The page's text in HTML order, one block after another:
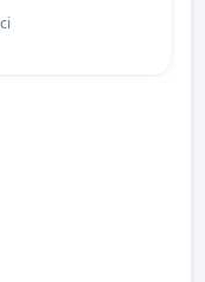
(u okviru više